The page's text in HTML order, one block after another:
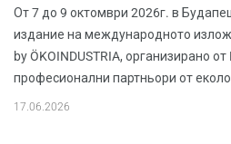
От 7 до 9 октомври 2026г. в
издание на международното
by ÖKOINDUSTRIA, организирано
професионални партньори от
17.06.2026